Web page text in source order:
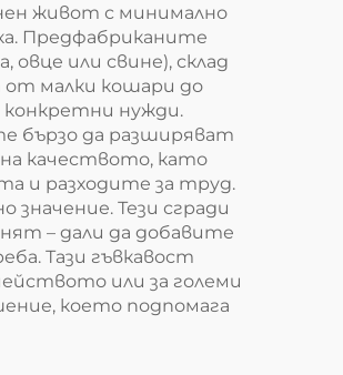
живот с минимално
Предфабриканите
или свине), склад
от малки кошари до
конкретни нужди.
бързо да разширяват
качеството, като
и разходите за труд.
Тези сгради
– дали да добавите
Тази гъвкавост
или за големи
което подпомага